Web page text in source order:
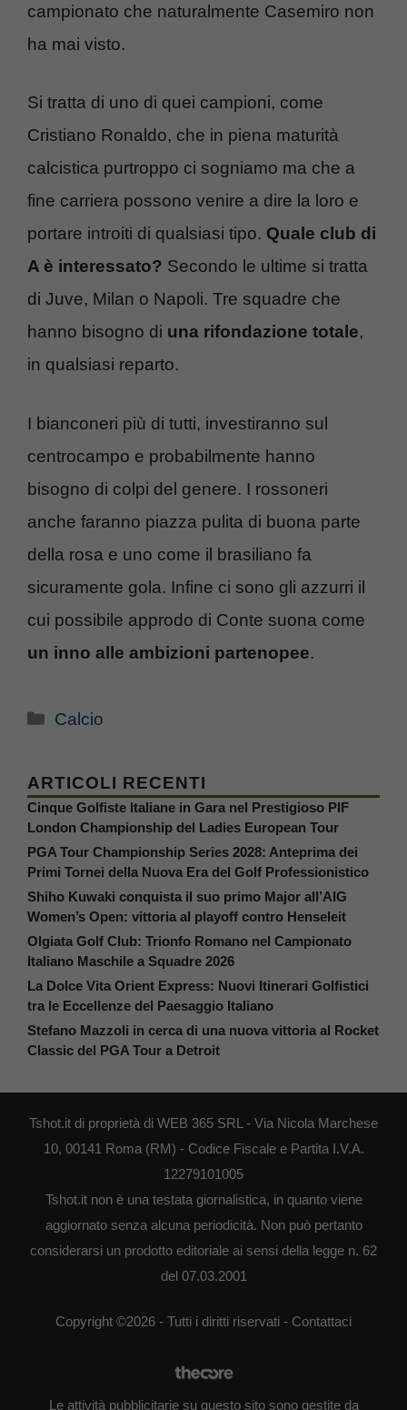
campionato che naturalmente Casemiro non
ha mai visto.
Si tratta di uno di quei campioni, come
Cristiano Ronaldo, che in piena maturità
calcistica purtroppo ci sogniamo ma che a
fine carriera possono venire a dire la loro e
portare introiti di qualsiasi tipo. Quale club di
A è interessato? Secondo le ultime si tratta
di Juve, Milan o Napoli. Tre squadre che
hanno bisogno di una rifondazione totale,
in qualsiasi reparto.
I bianconeri più di tutti, investiranno sul
centrocampo e probabilmente hanno
bisogno di colpi del genere. I rossoneri
anche faranno piazza pulita di buona parte
della rosa e uno come il brasiliano fa
sicuramente gola. Infine ci sono gli azzurri il
cui possibile approdo di Conte suona come
un inno alle ambizioni partenopee.
Categorie
Calcio
ARTICOLI RECENTI
Cinque Golfiste Italiane in Gara nel Prestigioso PIF
London Championship del Ladies European Tour
PGA Tour Championship Series 2028: Anteprima dei
Primi Tornei della Nuova Era del Golf Professionistico
Shiho Kuwaki conquista il suo primo Major all’AIG
Women’s Open: vittoria al playoff contro Henseleit
Olgiata Golf Club: Trionfo Romano nel Campionato
Italiano Maschile a Squadre 2026
La Dolce Vita Orient Express: Nuovi Itinerari Golfistici
tra le Eccellenze del Paesaggio Italiano
Stefano Mazzoli in cerca di una nuova vittoria al Rocket
Classic del PGA Tour a Detroit
Tshot.it di proprietà di WEB 365 SRL - Via Nicola Marchese
10, 00141 Roma (RM) - Codice Fiscale e Partita I.V.A.
12279101005
Tshot.it non è una testata giornalistica, in quanto viene
aggiornato senza alcuna periodicità. Non può pertanto
considerarsi un prodotto editoriale ai sensi della legge n. 62
del 07.03.2001
Copyright ©2026 - Tutti i diritti riservati - Contattaci
Le attività pubblicitarie su questo sito sono gestite da